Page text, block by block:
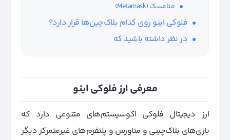
متامسک (Metamask)
فلوکی اینو روی کدام بلاک‌چین‌ها قرار دارد؟
در نظر داشته باشید که
معرفی ارز فلوکی اینو
ارز دیجیتال فلوکی اکوسیستم‌های متنوعی دارد که
بازی‌های بلاک‌چینی و متاورس و پلتفرم‌های غیرمتمرکز دیگر